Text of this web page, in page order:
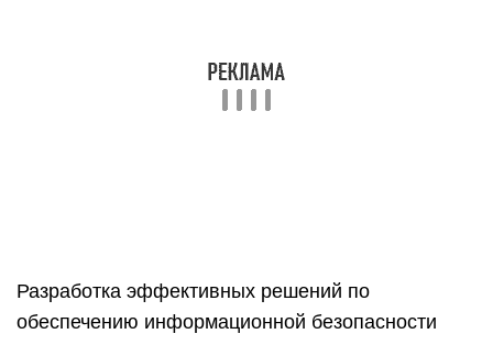
Разработка эффективных решений по
обеспечению информационной безопасности